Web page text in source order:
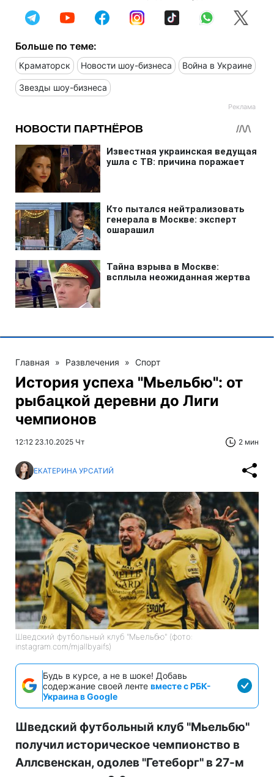
Больше по теме:
Краматорск Новости шоу-бизнеса Война в Украине
Звезды шоу-бизнеса
Главная » Развлечения » Спорт
История успеха "Мьельбю": от
рыбацкой деревни до Лиги
чемпионов
12:12 23.10.2025 Чт 2 мин
ЕКАТЕРИНА УРСАТИЙ
Шведский футбольный клуб "Мьельбю" (фото:
instagram.com/mjallbyaifs)
Будь в курсе, а не в шоке! Добавь
содержание своей ленте вместе с РБК-
Украина в Google
Шведский футбольный клуб "Мьельбю"
получил историческое чемпионство в
Аллсвенскан, одолев "Гетеборг" в 27-м